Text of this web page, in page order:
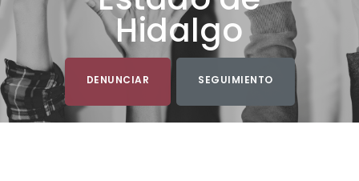
Hidalgo
DENUNCIAR SEGUIMIENTO